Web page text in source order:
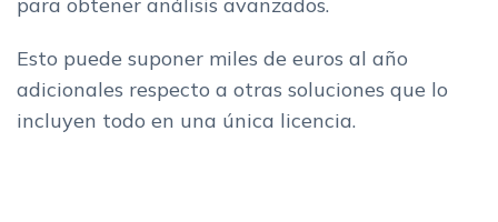
Esto puede suponer miles de euros al año
adicionales respecto a otras soluciones que lo
incluyen todo en una única licencia.